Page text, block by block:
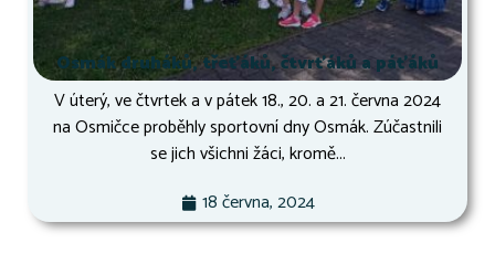
Osmák druháků, třeťáků, čtvrťáků a páťáků
V úterý, ve čtvrtek a v pátek 18., 20. a 21. června 2024
na Osmičce proběhly sportovní dny Osmák. Zúčastnili
se jich všichni žáci, kromě...
18 června, 2024